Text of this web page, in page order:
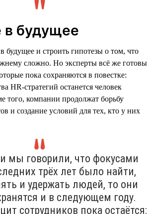
в будущее
будущее и строить гипотезы о том, что
сложно. Но эксперты всё же готовы
пока сохраняются в повестке:
HR-стратегий останется человек
того, компании продолжат борьбу
и создание условий для тех, кто у них
мы говорили, что фокусами
трёх лет было найти,
и удержать людей, то они
и в следующем году.
сотрудников пока остаётся: